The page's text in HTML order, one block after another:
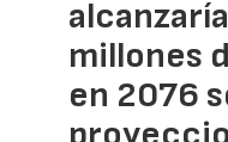
millones
en 2076